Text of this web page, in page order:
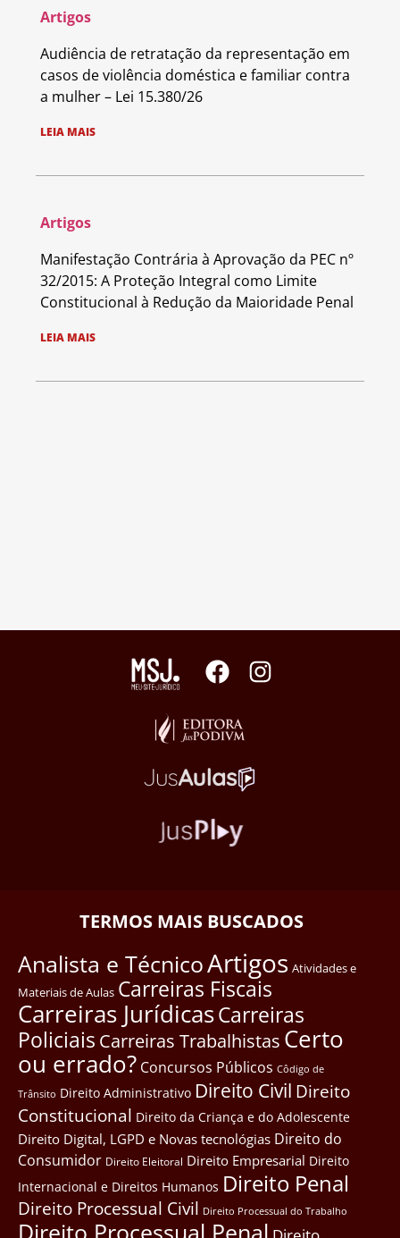
Artigos
Audiência de retratação da representação em
casos de violência doméstica e familiar contra
a mulher – Lei 15.380/26
LEIA MAIS
Artigos
Manifestação Contrária à Aprovação da PEC nº
32/2015: A Proteção Integral como Limite
Constitucional à Redução da Maioridade Penal
LEIA MAIS
TERMOS MAIS BUSCADOS
Analista e TécnicoArtigos Atividades e
Materiais de Aulas Carreiras Fiscais
Carreiras JurídicasCarreiras
Policiais Carreiras Trabalhistas Certo
ou errado? Concursos Públicos Côdigo de
Trânsito Direito Administrativo Direito Civil Direito
Constitucional Direito da Criança e do Adolescente
Direito Digital, LGPD e Novas tecnológias Direito do
Consumidor Direito Eleitoral Direito Empresarial Direito
Internacional e Direitos Humanos Direito Penal
Direito Processual Civil Direito Processual do Trabalho